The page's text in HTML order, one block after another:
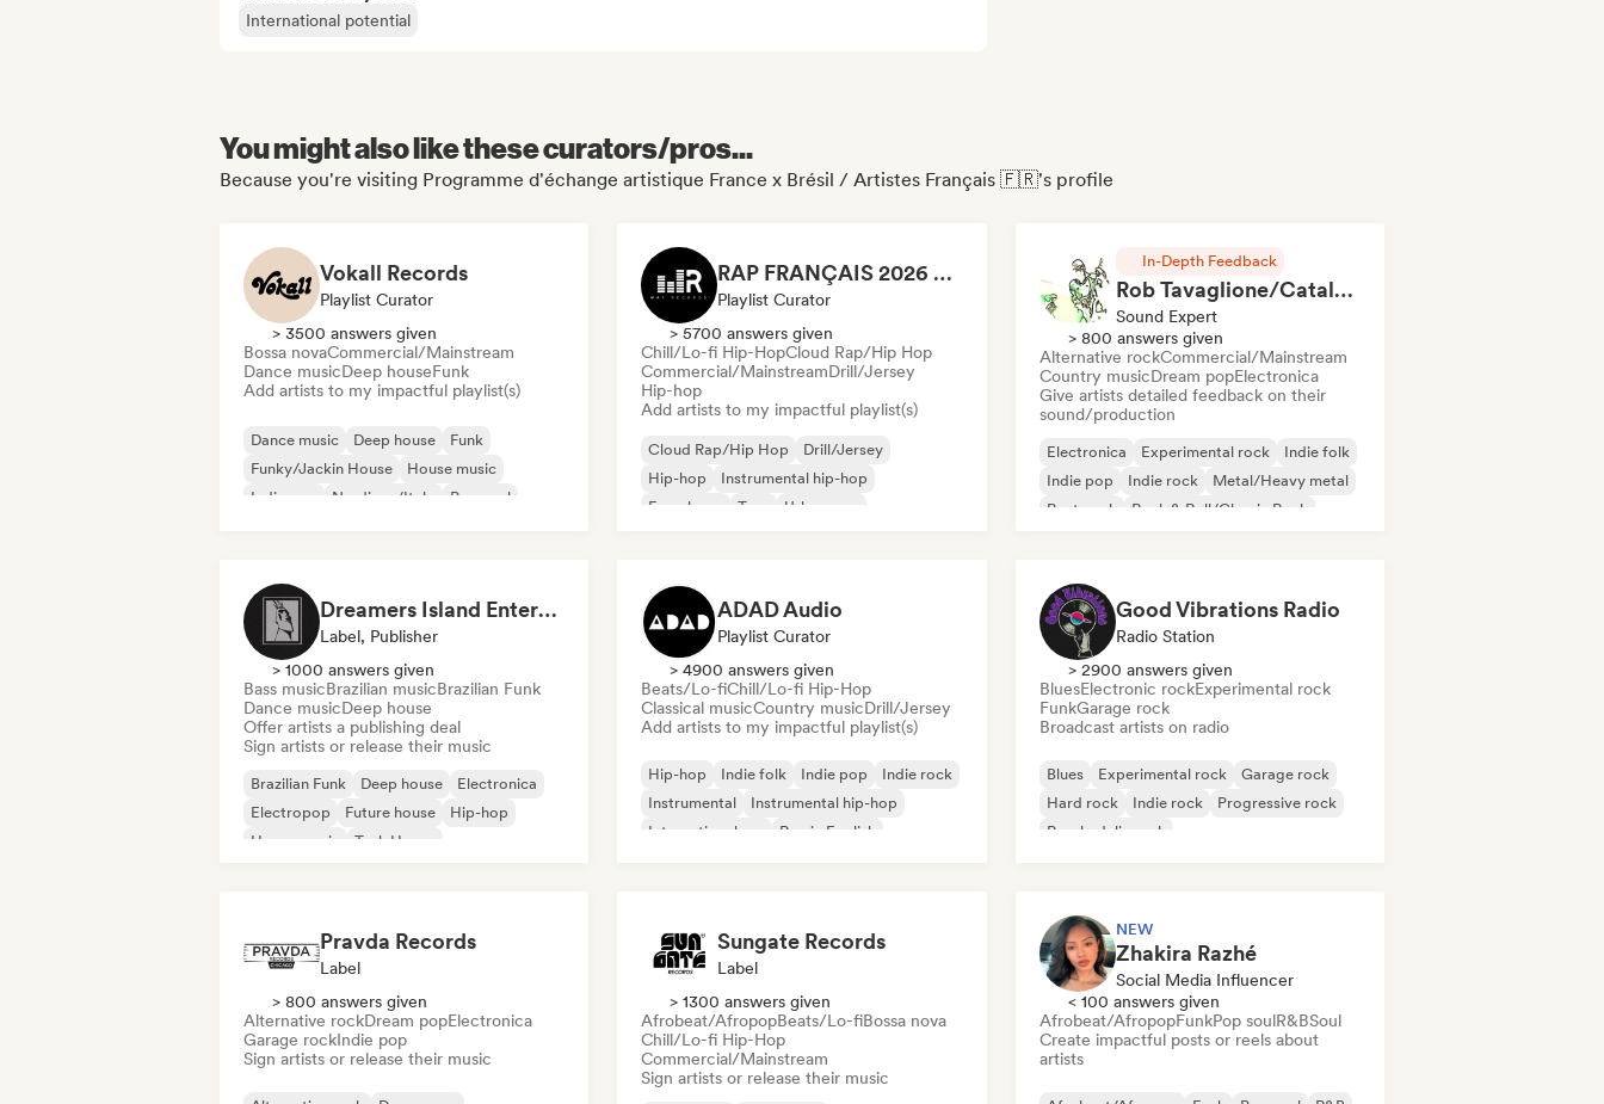
International potential
You might also like these curators/pros...
Because you're visiting Programme d'échange artistique France x Brésil / Artistes Français 🇫🇷's profile
Vokall Records
Playlist Curator
> 3500 answers given
Bossa novaCommercial/Mainstream
Dance musicDeep houseFunk
Add artists to my impactful playlist(s)
Dance music Deep house
Funk
Funky/Jackin House
House music
Indie pop
Nu-disco/Italo Pop soul
RAP FRANÇAIS 2026 🔥🇫🇷 (Way Records)
Playlist Curator
> 5700 answers given
Chill/Lo-fi Hip-HopCloud Rap/Hip Hop
Commercial/MainstreamDrill/Jersey
Hip-hop
Add artists to my impactful playlist(s)
Cloud Rap/Hip Hop
Drill/Jersey
Hip-hop
Instrumental hip-hop
French rap
Trap
Urban pop
In-Depth Feedback
Rob Tavaglione/Catalyst Recording
Sound Expert
> 800 answers given
Alternative rockCommercial/Mainstream
Country musicDream popElectronica
Give artists detailed feedback on their
sound/production
Electronica Experimental rock
Indie folk
Indie pop
Indie rock
Metal/Heavy metal
Post punk
Rock & Roll/Classic Rock
Dreamers Island Entertainment
Label, Publisher
> 1000 answers given
Bass musicBrazilian musicBrazilian Funk
Dance musicDeep house
Offer artists a publishing deal
Sign artists or release their music
Brazilian Funk Deep house
Electronica
Electropop
Future house
Hip-hop
House music
Tech House
ADAD Audio
Playlist Curator
> 4900 answers given
Beats/Lo-fiChill/Lo-fi Hip-Hop
Classical musicCountry musicDrill/Jersey
Add artists to my impactful playlist(s)
Hip-hop Indie folk Indie pop
Indie rock
Instrumental
Instrumental hip-hop
International rap
Rap in English
Good Vibrations Radio
Radio Station
> 2900 answers given
BluesElectronic rockExperimental rock
FunkGarage rock
Broadcast artists on radio
Blues Experimental rock
Garage rock
Hard rock
Indie rock
Progressive rock
Psychedelic rock
Pravda Records
Label
> 800 answers given
Alternative rockDream popElectronica
Garage rockIndie pop
Sign artists or release their music
Sungate Records
Label
> 1300 answers given
Afrobeat/AfropopBeats/Lo-fiBossa nova
Chill/Lo-fi Hip-Hop
Commercial/Mainstream
Sign artists or release their music
NEW
Zhakira Razhé
Social Media Influencer
< 100 answers given
Afrobeat/AfropopFunkPop soulR&BSoul
Create impactful posts or reels about
artists